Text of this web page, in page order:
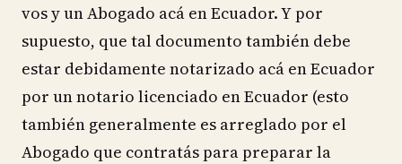
vos y un Abogado acá en Ecuador. Y por
supuesto, que tal documento también debe
estar debidamente notarizado acá en Ecuador
por un notario licenciado en Ecuador (esto
también generalmente es arreglado por el
Abogado que contratás para preparar la